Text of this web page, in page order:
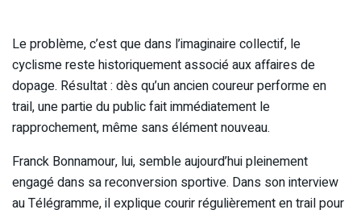
Le problème, c’est que dans l’imaginaire collectif, le
cyclisme reste historiquement associé aux affaires de
dopage. Résultat : dès qu’un ancien coureur performe en
trail, une partie du public fait immédiatement le
rapprochement, même sans élément nouveau.
Franck Bonnamour, lui, semble aujourd’hui pleinement
engagé dans sa reconversion sportive. Dans son interview
au Télégramme, il explique courir régulièrement en trail pour